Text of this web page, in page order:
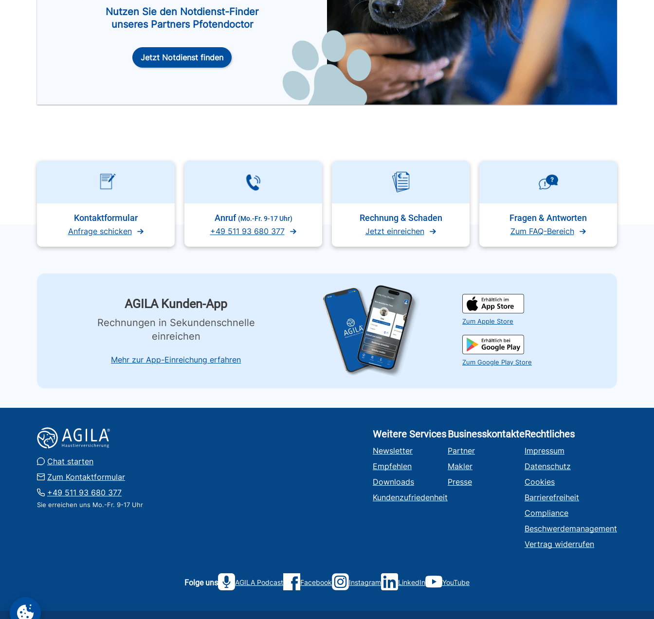
Nutzen Sie den Notdienst-Finder
unseres Partners Pfotendoctor
Jetzt Notdienst finden
Kontaktformular
Anfrage schicken
Anruf (Mo.-Fr. 9-17 Uhr)
+49 511 93 680 377
Rechnung & Schaden
Jetzt einreichen
Fragen & Antworten
Zum FAQ-Bereich
AGILA Kunden-App
Rechnungen in Sekundenschnelle
einreichen
Mehr zur App-Einreichung erfahren
Zum Apple Store
Zum Google Play Store